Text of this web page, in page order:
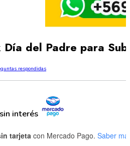
del Padre para
respondidas
interés
tarjeta con Mercado Pago. Saber